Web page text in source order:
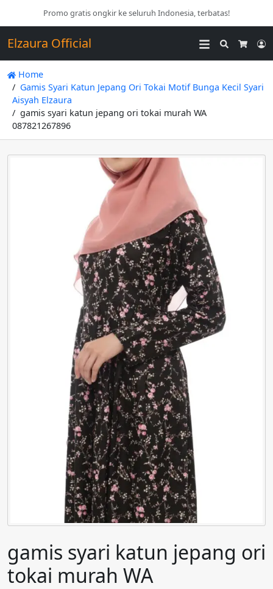
Promo gratis ongkir ke seluruh Indonesia, terbatas!
Elzaura Official
Search
Home
Gamis Syari Katun Jepang Ori Tokai Motif Bunga Kecil Syari
Aisyah Elzaura
gamis syari katun jepang ori tokai murah WA
087821267896
gamis syari katun jepang ori
tokai murah WA